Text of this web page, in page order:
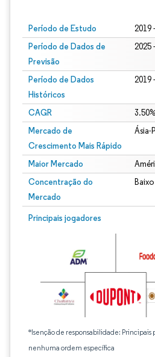
Período de Estudo 2019
Período de Dados de
Previsão
2025
Período de Dados
Históricos
2019
CAGR 3.50%
Mercado de
Crescimento Mais Rápido
Ásia-
Maior Mercado
Concentração do
Mercado
Baixo
Principais jogadores
*Isenção de responsabilidade: Principais
nenhuma ordem específica